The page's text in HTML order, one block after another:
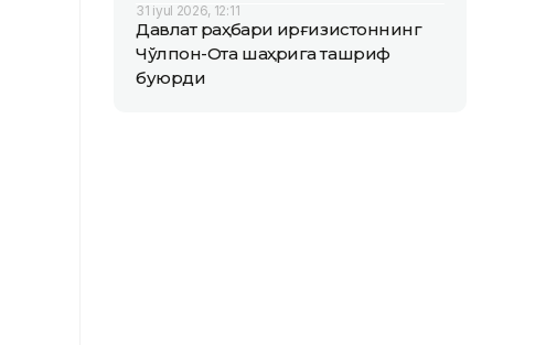
31 iyul 2026, 12:11
Давлат раҳбари Қирғизистоннинг
Чўлпон-Ота шаҳрига ташриф
буюрди